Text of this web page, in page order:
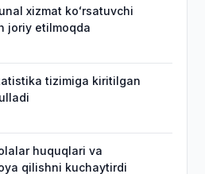
xizmat koʻrsatuvchi
joriy etilmoqda
tizimiga kiritilgan
huquqlari va
qilishni kuchaytirdi